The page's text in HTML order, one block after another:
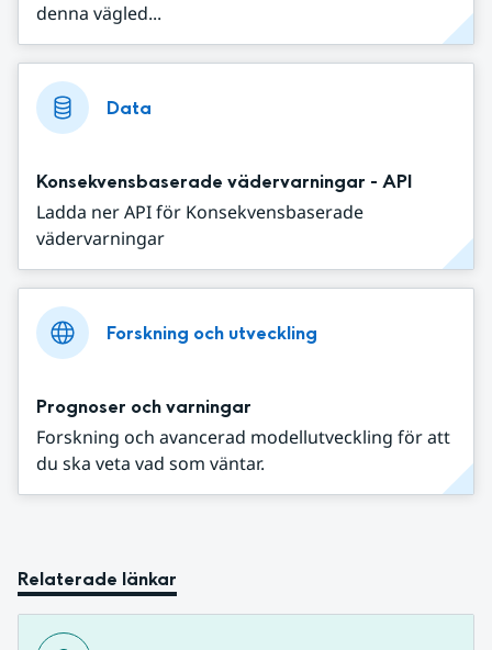
denna vägled...
Data
Konsekvensbaserade vädervarningar - API
Ladda ner API för Konsekvensbaserade
vädervarningar
Forskning och utveckling
Prognoser och varningar
Forskning och avancerad modellutveckling för att
du ska veta vad som väntar.
Relaterade länkar